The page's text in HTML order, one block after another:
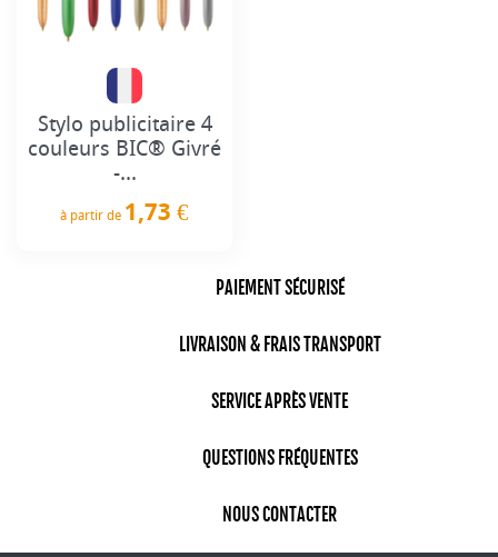
Stylo publicitaire 4
couleurs BIC® Givré
-...
à partir de 1,73 €
PAIEMENT SÉCURISÉ
LIVRAISON & FRAIS TRANSPORT
SERVICE APRÈS VENTE
QUESTIONS FRÉQUENTES
NOUS CONTACTER